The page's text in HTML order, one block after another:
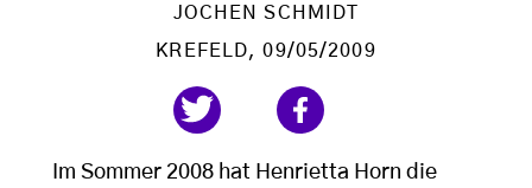
JOCHEN SCHMIDT
KREFELD, 09/05/2009
Im Sommer 2008 hat Henrietta Horn die